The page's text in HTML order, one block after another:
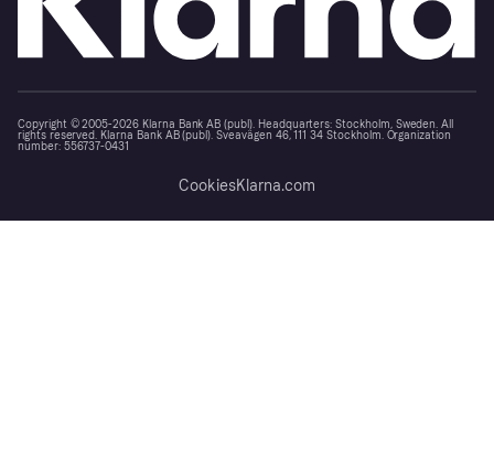
Copyright © 2005-2026 Klarna Bank AB (publ). Headquarters: Stockholm, Sweden. All
rights reserved. Klarna Bank AB (publ). Sveavägen 46, 111 34 Stockholm. Organization
number: 556737-0431
CookiesKlarna.com